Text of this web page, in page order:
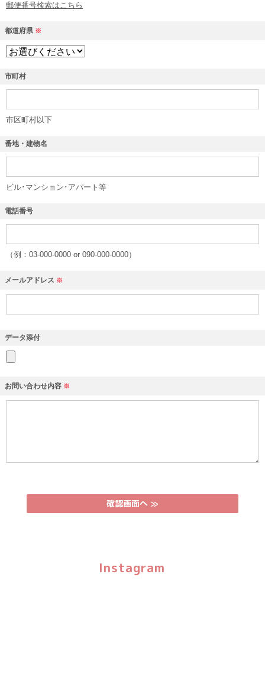
郵便番号検索はこちら
都道府県 ※
市町村
市区町村以下
番地・建物名
ビル･マンション･アパート等
電話番号
（例：03-000-0000 or 090-000-0000）
メールアドレス ※
データ添付
お問い合わせ内容 ※
Instagram